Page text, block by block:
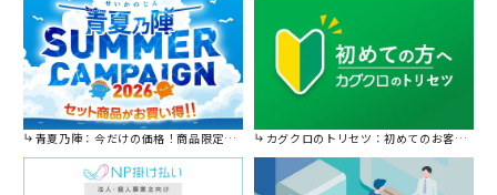
青夏乃陣：今だけの価格！商品限定セール開催中です。 カグクロのトリセツ：初めてのお客様はこちら。